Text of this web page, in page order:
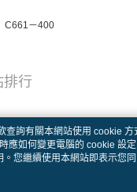
C661－400
排行
查詢有關本網站使用 cookie
應如何變更電腦的 cookie 設
。您繼續使用本網站即表示您
cookie。